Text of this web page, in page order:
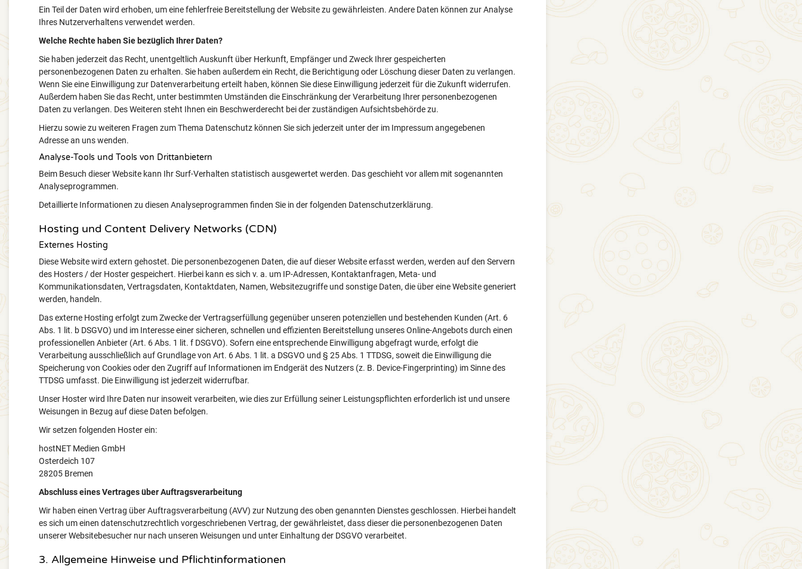
Ein Teil der Daten wird erhoben, um eine fehlerfreie Bereitstellung der Website zu gewährleisten. Andere Daten können zur Analyse
Ihres Nutzerverhaltens verwendet werden.
Welche Rechte haben Sie bezüglich Ihrer Daten?
Sie haben jederzeit das Recht, unentgeltlich Auskunft über Herkunft, Empfänger und Zweck Ihrer gespeicherten
personenbezogenen Daten zu erhalten. Sie haben außerdem ein Recht, die Berichtigung oder Löschung dieser Daten zu verlangen.
Wenn Sie eine Einwilligung zur Datenverarbeitung erteilt haben, können Sie diese Einwilligung jederzeit für die Zukunft widerrufen.
Außerdem haben Sie das Recht, unter bestimmten Umständen die Einschränkung der Verarbeitung Ihrer personenbezogenen
Daten zu verlangen. Des Weiteren steht Ihnen ein Beschwerderecht bei der zuständigen Aufsichtsbehörde zu.
Hierzu sowie zu weiteren Fragen zum Thema Datenschutz können Sie sich jederzeit unter der im Impressum angegebenen
Adresse an uns wenden.
Analyse-Tools und Tools von Dritt­anbietern
Beim Besuch dieser Website kann Ihr Surf-Verhalten statistisch ausgewertet werden. Das geschieht vor allem mit sogenannten
Analyseprogrammen.
Detaillierte Informationen zu diesen Analyseprogrammen finden Sie in der folgenden Datenschutzerklärung.
Hosting und Content Delivery Networks (CDN)
Externes Hosting
Diese Website wird extern gehostet. Die personenbezogenen Daten, die auf dieser Website erfasst werden, werden auf den Servern
des Hosters / der Hoster gespeichert. Hierbei kann es sich v. a. um IP-Adressen, Kontaktanfragen, Meta- und
Kommunikationsdaten, Vertragsdaten, Kontaktdaten, Namen, Websitezugriffe und sonstige Daten, die über eine Website generiert
werden, handeln.
Das externe Hosting erfolgt zum Zwecke der Vertragserfüllung gegenüber unseren potenziellen und bestehenden Kunden (Art. 6
Abs. 1 lit. b DSGVO) und im Interesse einer sicheren, schnellen und effizienten Bereitstellung unseres Online-Angebots durch einen
professionellen Anbieter (Art. 6 Abs. 1 lit. f DSGVO). Sofern eine entsprechende Einwilligung abgefragt wurde, erfolgt die
Verarbeitung ausschließlich auf Grundlage von Art. 6 Abs. 1 lit. a DSGVO und § 25 Abs. 1 TTDSG, soweit die Einwilligung die
Speicherung von Cookies oder den Zugriff auf Informationen im Endgerät des Nutzers (z. B. Device-Fingerprinting) im Sinne des
TTDSG umfasst. Die Einwilligung ist jederzeit widerrufbar.
Unser Hoster wird Ihre Daten nur insoweit verarbeiten, wie dies zur Erfüllung seiner Leistungspflichten erforderlich ist und unsere
Weisungen in Bezug auf diese Daten befolgen.
Wir setzen folgenden Hoster ein:
hostNET Medien GmbH
Osterdeich 107
28205 Bremen
Abschluss eines Vertrages über Auftragsverarbeitung
Wir haben einen Vertrag über Auftragsverarbeitung (AVV) zur Nutzung des oben genannten Dienstes geschlossen. Hierbei handelt
es sich um einen datenschutzrechtlich vorgeschriebenen Vertrag, der gewährleistet, dass dieser die personenbezogenen Daten
unserer Websitebesucher nur nach unseren Weisungen und unter Einhaltung der DSGVO verarbeitet.
3. Allgemeine Hinweise und Pflicht­informationen